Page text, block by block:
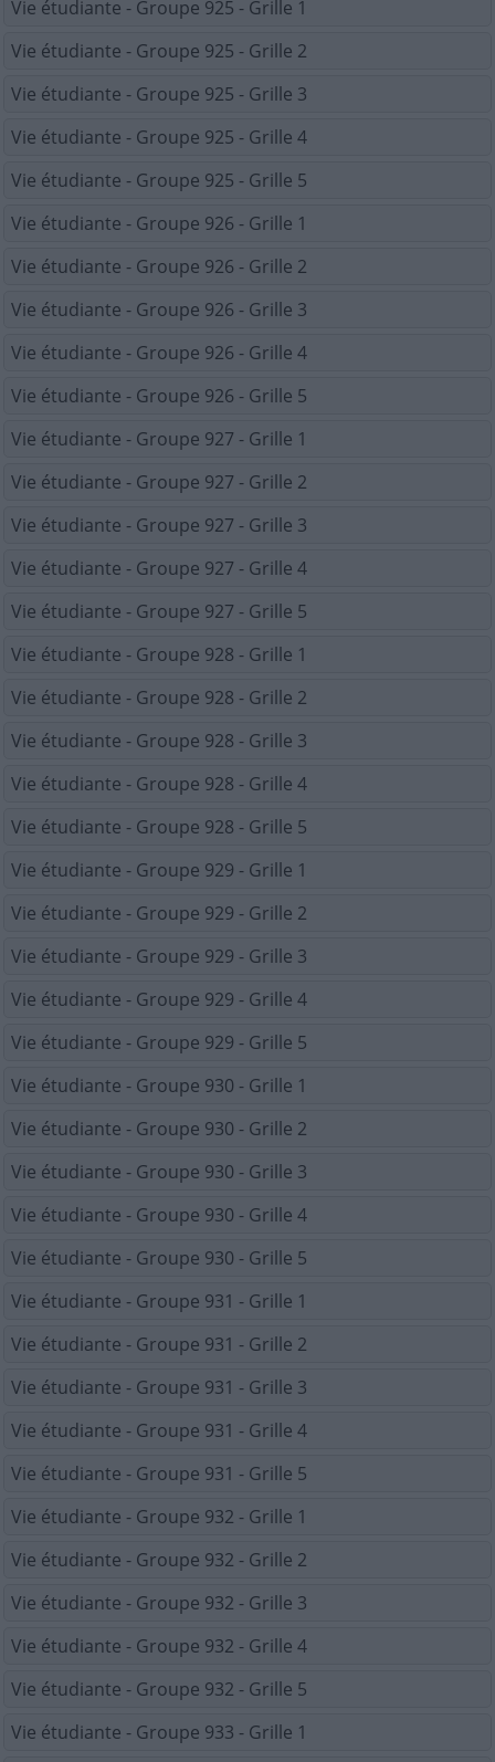
Vie étudiante - Groupe 925 - Grille 1
Vie étudiante - Groupe 925 - Grille 2
Vie étudiante - Groupe 925 - Grille 3
Vie étudiante - Groupe 925 - Grille 4
Vie étudiante - Groupe 925 - Grille 5
Vie étudiante - Groupe 926 - Grille 1
Vie étudiante - Groupe 926 - Grille 2
Vie étudiante - Groupe 926 - Grille 3
Vie étudiante - Groupe 926 - Grille 4
Vie étudiante - Groupe 926 - Grille 5
Vie étudiante - Groupe 927 - Grille 1
Vie étudiante - Groupe 927 - Grille 2
Vie étudiante - Groupe 927 - Grille 3
Vie étudiante - Groupe 927 - Grille 4
Vie étudiante - Groupe 927 - Grille 5
Vie étudiante - Groupe 928 - Grille 1
Vie étudiante - Groupe 928 - Grille 2
Vie étudiante - Groupe 928 - Grille 3
Vie étudiante - Groupe 928 - Grille 4
Vie étudiante - Groupe 928 - Grille 5
Vie étudiante - Groupe 929 - Grille 1
Vie étudiante - Groupe 929 - Grille 2
Vie étudiante - Groupe 929 - Grille 3
Vie étudiante - Groupe 929 - Grille 4
Vie étudiante - Groupe 929 - Grille 5
Vie étudiante - Groupe 930 - Grille 1
Vie étudiante - Groupe 930 - Grille 2
Vie étudiante - Groupe 930 - Grille 3
Vie étudiante - Groupe 930 - Grille 4
Vie étudiante - Groupe 930 - Grille 5
Vie étudiante - Groupe 931 - Grille 1
Vie étudiante - Groupe 931 - Grille 2
Vie étudiante - Groupe 931 - Grille 3
Vie étudiante - Groupe 931 - Grille 4
Vie étudiante - Groupe 931 - Grille 5
Vie étudiante - Groupe 932 - Grille 1
Vie étudiante - Groupe 932 - Grille 2
Vie étudiante - Groupe 932 - Grille 3
Vie étudiante - Groupe 932 - Grille 4
Vie étudiante - Groupe 932 - Grille 5
Vie étudiante - Groupe 933 - Grille 1